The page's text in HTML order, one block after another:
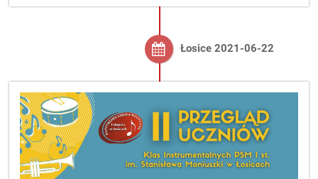
Łosice 2021-06-22